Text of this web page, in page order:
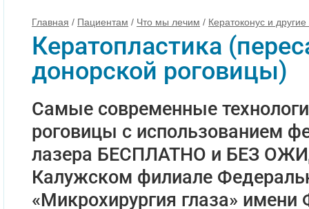
Главная / Пациентам / Что мы лечим / Кератоконус и
Кератопластика
донорской роговицы)
Самые современные
роговицы c использованием
лазера БЕСПЛАТНО и БЕЗ
Калужском филиале
«Микрохирургия глаза» имени